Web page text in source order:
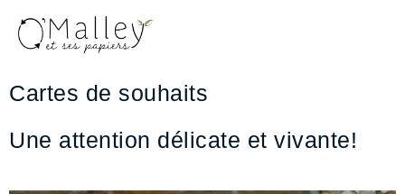
Aller
Cartes de souhaits
Une attention délicate et vivante!